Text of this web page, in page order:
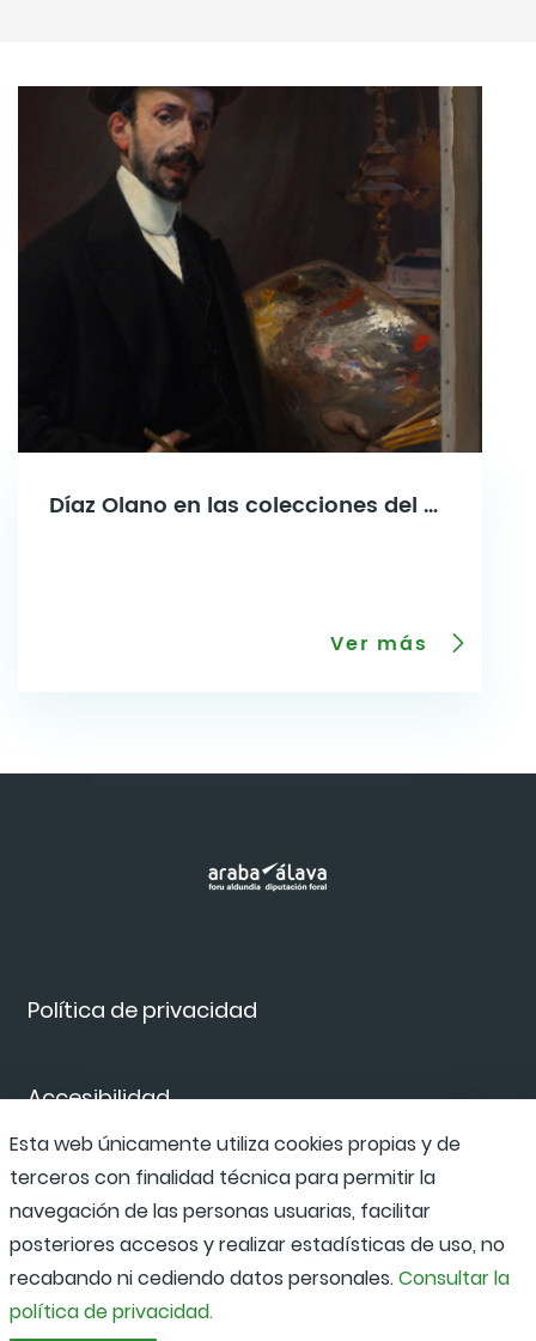
Díaz Olano en las colecciones del Bellas Artes
Ver más
Política de privacidad
Accesibilidad
Canal de denuncias
Esta web únicamente utiliza cookies propias y de
terceros con finalidad técnica para permitir la
navegación de las personas usuarias, facilitar
posteriores accesos y realizar estadísticas de uso, no
recabando ni cediendo datos personales.Consultar la
política de privacidad.